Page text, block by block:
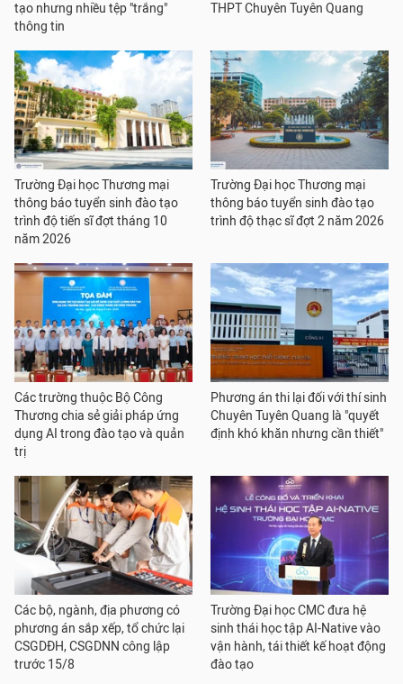
tạo nhưng nhiều tệp "trắng"
thông tin
THPT Chuyên Tuyên Quang
Trường Đại học Thương mại
thông báo tuyển sinh đào tạo
trình độ tiến sĩ đợt tháng 10
năm 2026
Trường Đại học Thương mại
thông báo tuyển sinh đào tạo
trình độ thạc sĩ đợt 2 năm 2026
Các trường thuộc Bộ Công
Thương chia sẻ giải pháp ứng
dụng AI trong đào tạo và quản
trị
Phương án thi lại đối với thí sinh
Chuyên Tuyên Quang là "quyết
định khó khăn nhưng cần thiết"
Các bộ, ngành, địa phương có
phương án sắp xếp, tổ chức lại
CSGDĐH, CSGDNN công lập
trước 15/8
Trường Đại học CMC đưa hệ
sinh thái học tập AI-Native vào
vận hành, tái thiết kế hoạt động
đào tạo